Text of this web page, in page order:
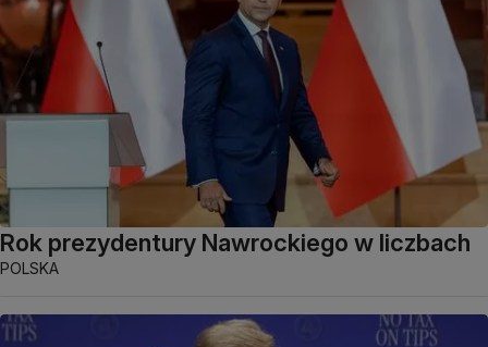
Rok prezydentury Nawrockiego w liczbach
POLSKA